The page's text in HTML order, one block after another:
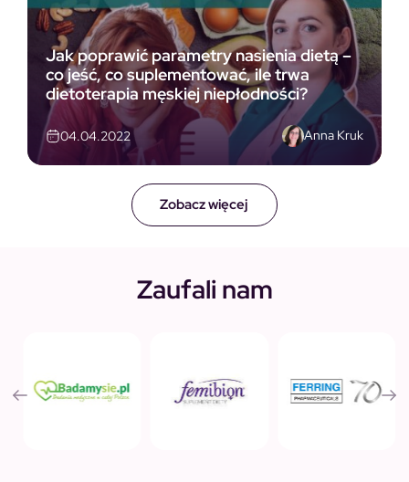
Zobacz więcej
Jak poprawić parametry nasienia dietą –
co jeść, co suplementować, ile trwa
dietoterapia męskiej niepłodności?
04.04.2022 Anna Kruk
Zaufali nam